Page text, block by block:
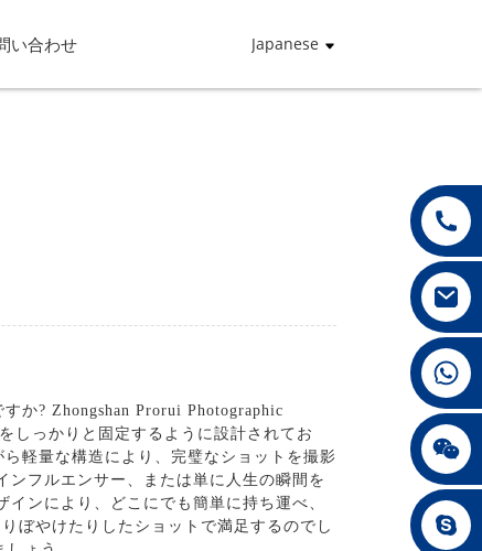
い合わせ Japanese
+86 13432147367
か? Zhongshan Prorui Photographic
っかりと固定するように設計されてお
軽量な構造により、完璧なショットを撮影
フルエンサー、または単に人生の瞬間を
ンにより、どこにでも簡単に持ち運べ、
ぼやけたりしたショットで満足するのでし